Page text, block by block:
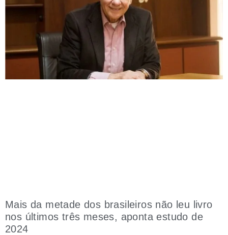
Mais da metade dos brasileiros não leu livro
nos últimos três meses, aponta estudo de
2024